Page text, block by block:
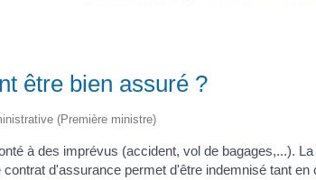
être bien assuré ?
(Première ministre)
à des imprévus (accident, vol de bagages,...).
d'assurance permet d'être indemnisé tant